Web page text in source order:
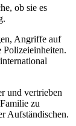
ob sie es
Angriffe auf
Polizeieinheiten.
und vertrieben
zu
Aufständischen.